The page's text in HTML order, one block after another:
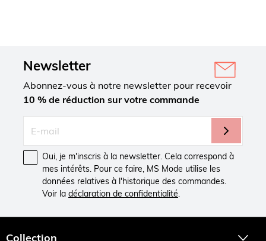
Newsletter
Abonnez-vous à notre newsletter pour recevoir
10 % de réduction sur votre commande
Oui, je m'inscris à la newsletter. Cela correspond à
mes intérêts. Pour ce faire, MS Mode utilise les
données relatives à l'historique des commandes.
Voir la déclaration de confidentialité
Collection